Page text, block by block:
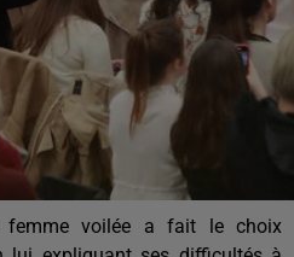
femme voilée a fait le choix